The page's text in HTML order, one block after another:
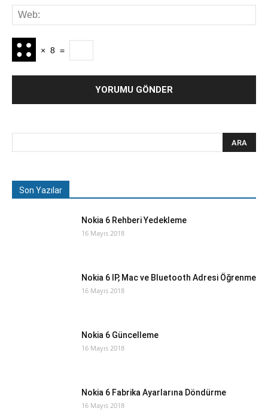
× 8 =
Son Yazılar
Nokia 6 Rehberi Yedekleme
16 Mayıs 2018
Nokia 6 IP, Mac ve Bluetooth Adresi Öğrenme
16 Mayıs 2018
Nokia 6 Güncelleme
16 Mayıs 2018
Nokia 6 Fabrika Ayarlarına Döndürme
16 Mayıs 2018